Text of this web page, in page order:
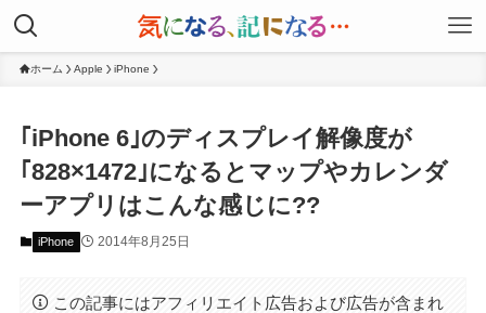
ホーム Apple iPhone
｢iPhone 6｣のディスプレイ解像度が
｢828×1472｣になるとマップやカレンダ
ーアプリはこんな感じに??
iPhone 2014年8月25日
この記事にはアフィリエイト広告および広告が含まれ